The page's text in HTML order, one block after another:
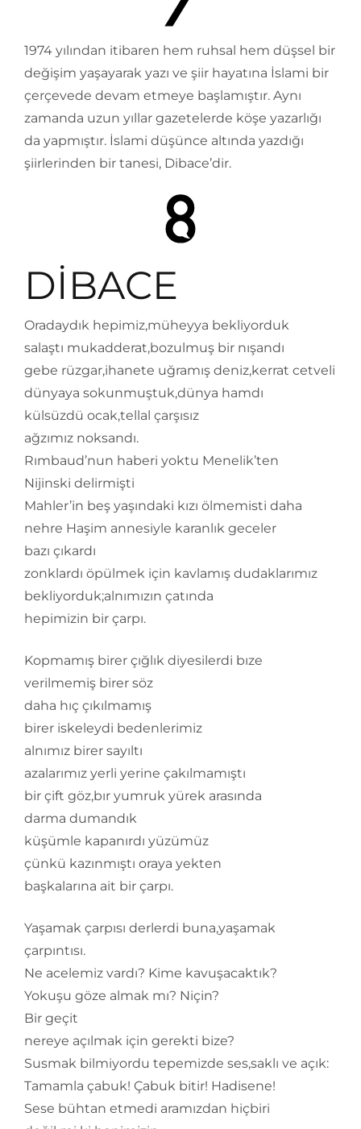
1974 yılından itibaren hem ruhsal hem düşsel bir
değişim yaşayarak yazı ve şiir hayatına İslami bir
çerçevede devam etmeye başlamıştır. Aynı
zamanda uzun yıllar gazetelerde köşe yazarlığı
da yapmıştır. İslami düşünce altında yazdığı
şiirlerinden bir tanesi, Dibace’dir.
DİBACE
Oradaydık hepimiz,müheyya bekliyorduk
salaştı mukadderat,bozulmuş bir nışandı
gebe rüzgar,ihanete uğramış deniz,kerrat cetveli
dünyaya sokunmuştuk,dünya hamdı
külsüzdü ocak,tellal çarşısız
ağzımız noksandı.
Rımbaud’nun haberi yoktu Menelik’ten
Nijinski delirmişti
Mahler’in beş yaşındaki kızı ölmemisti daha
nehre Haşim annesiyle karanlık geceler
bazı çıkardı
zonklardı öpülmek için kavlamış dudaklarımız
bekliyorduk;alnımızın çatında
hepimizin bir çarpı.
Kopmamış birer çığlık diyesilerdi bıze
verilmemiş birer söz
daha hıç çıkılmamış
birer iskeleydi bedenlerimiz
alnımız birer sayıltı
azalarımız yerli yerine çakılmamıştı
bir çift göz,bır yumruk yürek arasında
darma dumandık
küşümle kapanırdı yüzümüz
çünkü kazınmıştı oraya yekten
başkalarına ait bir çarpı.
Yaşamak çarpısı derlerdi buna,yaşamak
çarpıntısı.
Ne acelemiz vardı? Kime kavuşacaktık?
Yokuşu göze almak mı? Niçin?
Bir geçit
nereye açılmak için gerekti bize?
Susmak bilmiyordu tepemizde ses,saklı ve açık:
Tamamla çabuk! Çabuk bitir! Hadisene!
Sese bühtan etmedi aramızdan hiçbiri